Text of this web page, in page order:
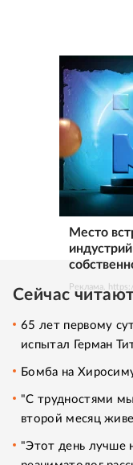
Место
Реклама.
Сейчас
65 лет первому
испытал Герман
Бомба на
"С трудностями
второй месяц
"Этот день лучше